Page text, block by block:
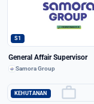
S1
General Affair Supervisor
Samora Group
work
KEHUTANAN